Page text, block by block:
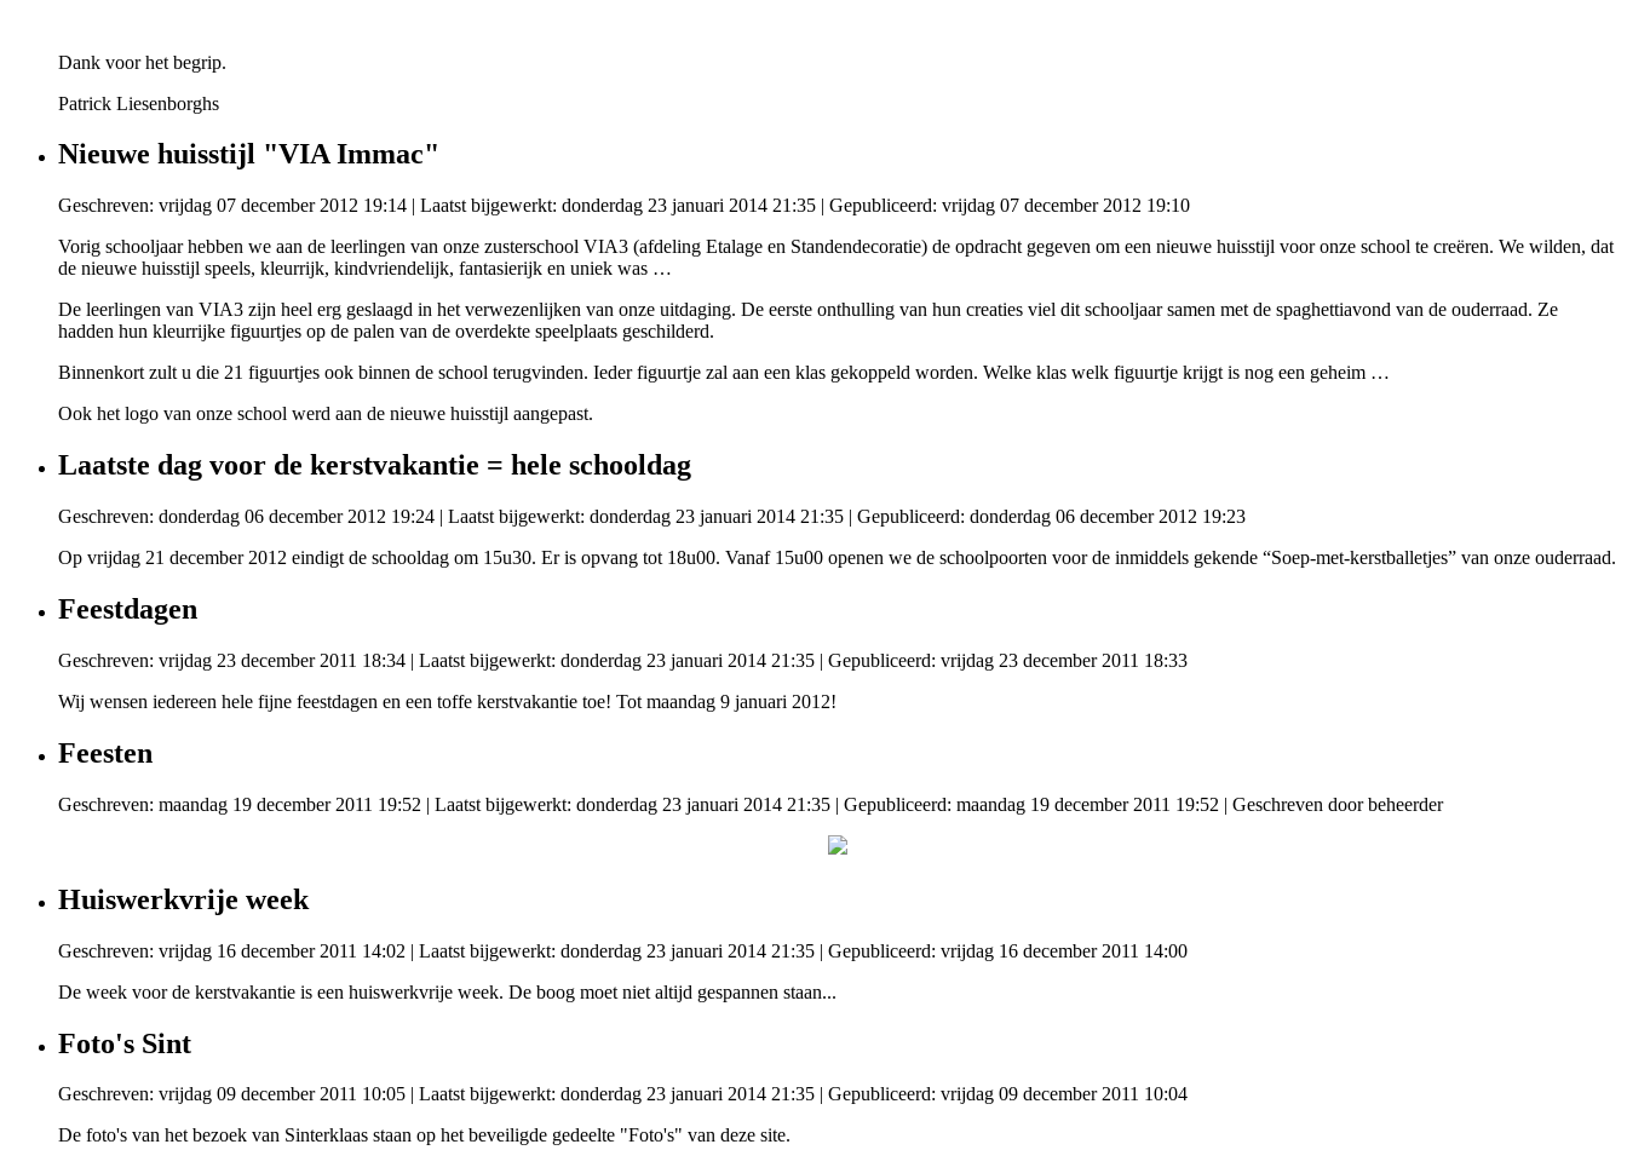
Dank voor het begrip.
Patrick Liesenborghs
Nieuwe huisstijl "VIA Immac"
Geschreven: vrijdag 07 december 2012 19:14 | Laatst bijgewerkt: donderdag 23 januari 2014 21:35 | Gepubliceerd: vrijdag 07 december 2012 19:10
Vorig schooljaar hebben we aan de leerlingen van onze zusterschool VIA3 (afdeling Etalage en Standendecoratie) de opdracht gegeven om een nieuwe huisstijl voor onze school te creëren. We wilden, dat
de nieuwe huisstijl speels, kleurrijk, kindvriendelijk, fantasierijk en uniek was …
De leerlingen van VIA3 zijn heel erg geslaagd in het verwezenlijken van onze uitdaging. De eerste onthulling van hun creaties viel dit schooljaar samen met de spaghettiavond van de ouderraad. Ze
hadden hun kleurrijke figuurtjes op de palen van de overdekte speelplaats geschilderd.
Binnenkort zult u die 21 figuurtjes ook binnen de school terugvinden. Ieder figuurtje zal aan een klas gekoppeld worden. Welke klas welk figuurtje krijgt is nog een geheim …
Ook het logo van onze school werd aan de nieuwe huisstijl aangepast.
Laatste dag voor de kerstvakantie = hele schooldag
Geschreven: donderdag 06 december 2012 19:24 | Laatst bijgewerkt: donderdag 23 januari 2014 21:35 | Gepubliceerd: donderdag 06 december 2012 19:23
Op vrijdag 21 december 2012 eindigt de schooldag om 15u30. Er is opvang tot 18u00. Vanaf 15u00 openen we de schoolpoorten voor de inmiddels gekende “Soep-met-kerstballetjes” van onze ouderraad.
Feestdagen
Geschreven: vrijdag 23 december 2011 18:34 | Laatst bijgewerkt: donderdag 23 januari 2014 21:35 | Gepubliceerd: vrijdag 23 december 2011 18:33
Wij wensen iedereen hele fijne feestdagen en een toffe kerstvakantie toe! Tot maandag 9 januari 2012!
Feesten
Geschreven: maandag 19 december 2011 19:52 | Laatst bijgewerkt: donderdag 23 januari 2014 21:35 | Gepubliceerd: maandag 19 december 2011 19:52 | Geschreven door beheerder
Huiswerkvrije week
Geschreven: vrijdag 16 december 2011 14:02 | Laatst bijgewerkt: donderdag 23 januari 2014 21:35 | Gepubliceerd: vrijdag 16 december 2011 14:00
De week voor de kerstvakantie is een huiswerkvrije week. De boog moet niet altijd gespannen staan...
Foto's Sint
Geschreven: vrijdag 09 december 2011 10:05 | Laatst bijgewerkt: donderdag 23 januari 2014 21:35 | Gepubliceerd: vrijdag 09 december 2011 10:04
De foto's van het bezoek van Sinterklaas staan op het beveiligde gedeelte "Foto's" van deze site.